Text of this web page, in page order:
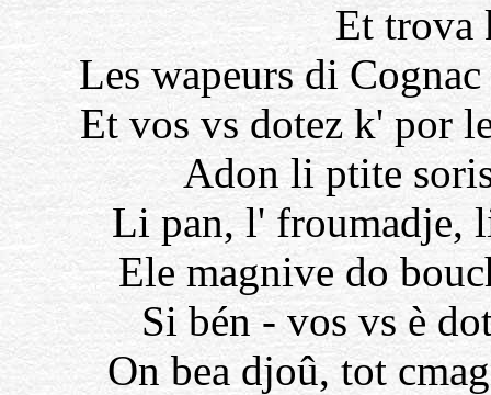
Et trova
Les wapeurs di
Et vos vs dotez k' por
Adon li ptite
Li pan, l' froumadje,
Ele magnive do
Si bén - vos vs è
On bea djoû, tot